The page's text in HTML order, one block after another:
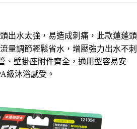
先享後付」後，將跳轉至「AFTEE先享後付」
金額後，即可完成結帳。
繳費通知簡訊。
，點擊此簡訊中的連結，可透過四大超商／
行付款，方視為交易完成。
需立刻繳費，但若您需要取消訂單，請聯絡
享後付 」之結帳頁面顯示為準，若有關於
退款等相關疑問，請聯繫「AFTEE先享後付
support/home
以上)免運費
含以上)免運費
上)免運費
出水太強，易造成刺痛，此款蓮蓬頭
流量調節輕鬆省水， 增壓強力出水不刺
、 壁掛座附件齊全 ，通用型容易安
級沐浴感受。